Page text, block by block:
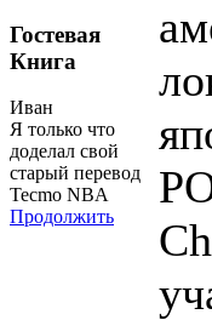
Гостевая
Книга
Иван
Я только что
доделал свой
старый перевод
Tecmo NBA
Продолжить